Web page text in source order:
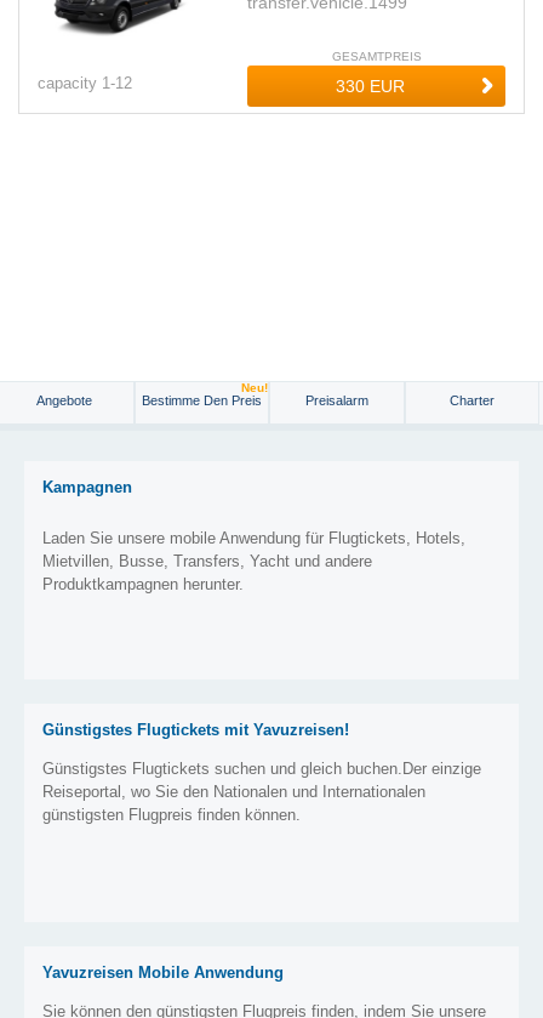
capacity 1-12
GESAMTPREIS
Angebote Bestimme Den Preis
Neu!
Preisalarm Charter
Kampagnen
Laden Sie unsere mobile Anwendung für Flugtickets, Hotels,
Mietvillen, Busse, Transfers, Yacht und andere
Produktkampagnen herunter.
Günstigstes Flugtickets mit Yavuzreisen!
Günstigstes Flugtickets suchen und gleich buchen.Der einzige
Reiseportal, wo Sie den Nationalen und Internationalen
günstigsten Flugpreis finden können.
Yavuzreisen Mobile Anwendung
Sie können den günstigsten Flugpreis finden, indem Sie unsere